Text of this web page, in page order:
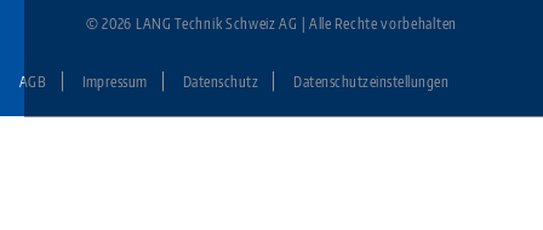
Fußzeile:
AGB Impressum Datenschutz Datenschutzeinstellungen
© 2026 LANG Technik Schweiz AG | Alle Rechte vorbehalten